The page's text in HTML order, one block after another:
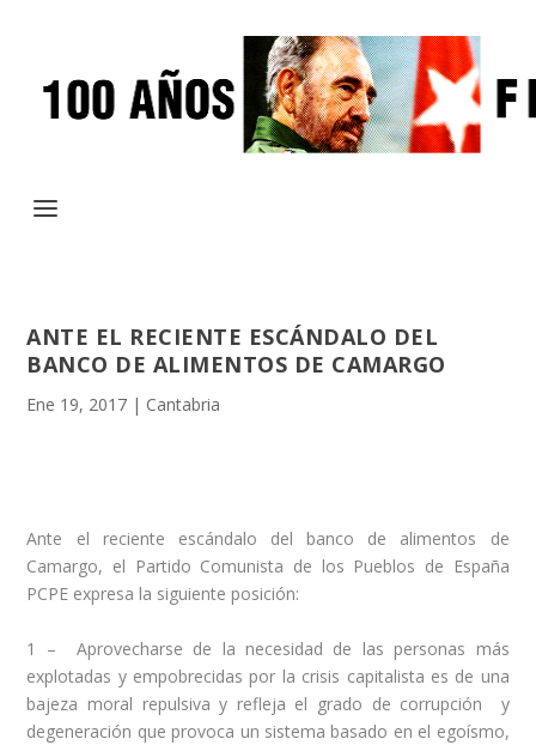
ANTE EL RECIENTE ESCÁNDALO DEL
BANCO DE ALIMENTOS DE CAMARGO
Ene 19, 2017 | Cantabria
Ante el reciente escándalo del banco de alimentos de
Camargo, el Partido Comunista de los Pueblos de España
PCPE expresa la siguiente posición:
1 – Aprovecharse de la necesidad de las personas más
explotadas y empobrecidas por la crisis capitalista es de una
bajeza moral repulsiva y refleja el grado de corrupción y
degeneración que provoca un sistema basado en el egoísmo,